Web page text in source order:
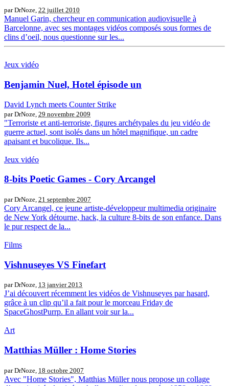
par DrNoze, 22 juillet 2010
Manuel Garin, chercheur en communication audiovisuelle à
Barcelonne, avec ses montages vidéos composés sous formes de
clins d’oeil, nous questionne sur les...
Jeux vidéo
Benjamin Nuel, Hotel épisode un
David Lynch meets Counter Strike
par DrNoze, 29 novembre 2009
"Terroriste et anti-terroriste, figures archétypales du jeu vidéo de
guerre actuel, sont isolés dans un hôtel magnifique, un cadre
apaisant et bucolique. Ils...
Jeux vidéo
8-bits Poetic Games - Cory Arcangel
par DrNoze, 21 septembre 2007
Cory Arcangel, ce jeune artiste-développeur multimedia originaire
de New York détourne, hack, la culture 8-bits de son enfance. Dans
le pur respect de la...
Films
Vishnuseyes VS Finefart
par DrNoze, 13 janvier 2013
J’ai découvert récemment les vidéos de Vishnuseyes par hasard,
grâce à un clip qu’il a fait pour le morceau Friday de
SpaceGhostPurrp. En allant voir sur la...
Art
Matthias Müller : Home Stories
par DrNoze, 18 octobre 2007
Avec "Home Stories", Matthias Müller nous propose un collage